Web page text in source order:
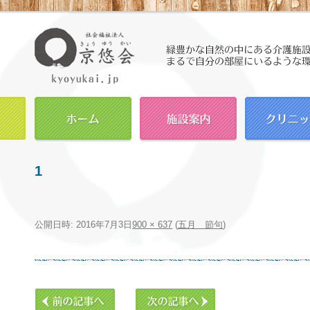
1
公開日時: 2016年7月3日 900 × 637 (五月 節句)